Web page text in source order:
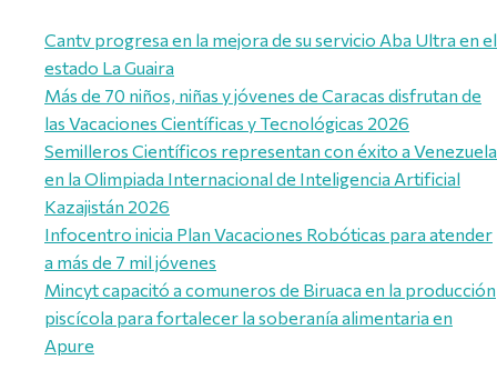
Cantv progresa en la mejora de su servicio Aba Ultra en el
estado La Guaira
Más de 70 niños, niñas y jóvenes de Caracas disfrutan de
las Vacaciones Científicas y Tecnológicas 2026
Semilleros Científicos representan con éxito a Venezuela
en la Olimpiada Internacional de Inteligencia Artificial
Kazajistán 2026
Infocentro inicia Plan Vacaciones Robóticas para atender
a más de 7 mil jóvenes
Mincyt capacitó a comuneros de Biruaca en la producción
piscícola para fortalecer la soberanía alimentaria en
Apure